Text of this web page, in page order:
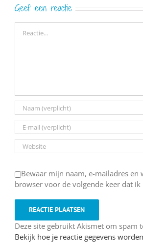
Geef een reactie
Bewaar mijn naam, e-mailadres en
browser voor de volgende keer dat ik
Deze site gebruikt Akismet om spam
Bekijk hoe je reactie gegevens